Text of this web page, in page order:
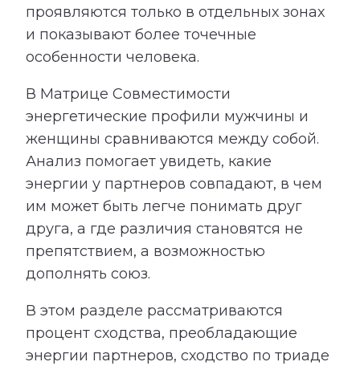
проявляются только в отдельных зонах
и показывают более точечные
особенности человека.
В Матрице Совместимости
энергетические профили мужчины и
женщины сравниваются между собой.
Анализ помогает увидеть, какие
энергии у партнеров совпадают, в чем
им может быть легче понимать друг
друга, а где различия становятся не
препятствием, а возможностью
дополнять союз.
В этом разделе рассматриваются
процент сходства, преобладающие
энергии партнеров, сходство по триаде